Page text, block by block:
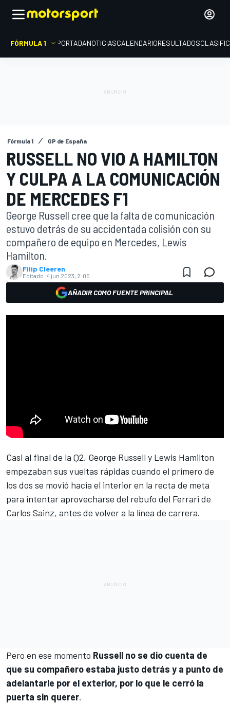
FÓRMULA 1 PORTADANOTICIASCALENDARIORESULTADOS
Fórmula 1 GP de España
RUSSELL NO VIO A HAMILTON
Y CULPA A LA COMUNICACIÓN
DE MERCEDES F1
George Russell cree que la falta de comunicación
estuvo detrás de su accidentada colisión con su
compañero de equipo en Mercedes, Lewis
Hamilton.
Filip Cleeren
Editado: 4 jun 2023, 2:05
AÑADIR COMO FUENTE PRINCIPAL
Casi al final de la Q2, George Russell y Lewis Hamilton
empezaban sus vueltas rápidas cuando el primero de
los dos se movió hacia el interior en la recta de meta
para intentar aprovecharse del rebufo del Ferrari de
Carlos Sainz, antes de volver a la línea de carrera.
Pero en ese momento Russell no se dio cuenta de
que su compañero estaba justo detrás y a punto de
adelantarle por el exterior, por lo que le cerró la
puerta sin querer.